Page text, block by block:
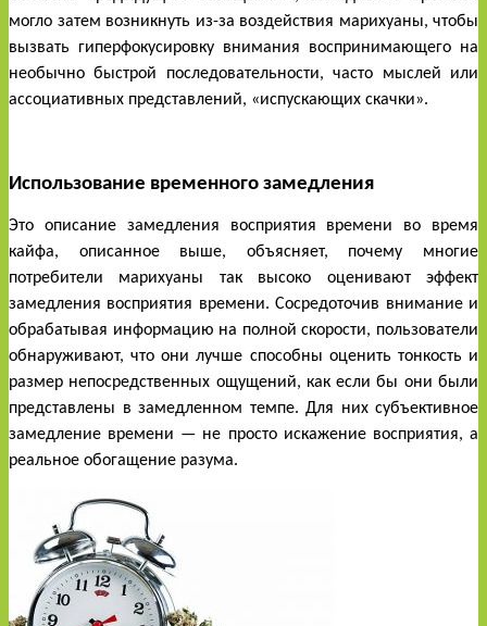
могло затем возникнуть из-за воздействия марихуаны, чтобы
вызвать гиперфокусировку внимания воспринимающего на
необычно быстрой последовательности, часто мыслей или
ассоциативных представлений, «испускающих скачки».
Использование временного замедления
Это описание замедления восприятия времени во время
кайфа, описанное выше, объясняет, почему многие
потребители марихуаны так высоко оценивают эффект
замедления восприятия времени. Сосредоточив внимание и
обрабатывая информацию на полной скорости, пользователи
обнаруживают, что они лучше способны оценить тонкость и
размер непосредственных ощущений, как если бы они были
представлены в замедленном темпе. Для них субъективное
замедление времени — не просто искажение восприятия, а
реальное обогащение разума.